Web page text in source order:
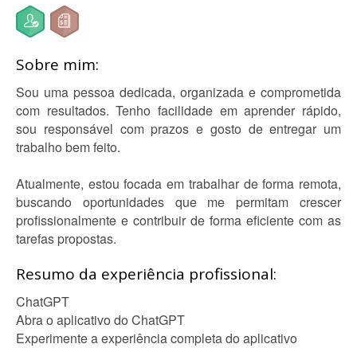
Sobre mim:
Sou uma pessoa dedicada, organizada e comprometida
com resultados. Tenho facilidade em aprender rápido,
sou responsável com prazos e gosto de entregar um
trabalho bem feito.
Atualmente, estou focada em trabalhar de forma remota,
buscando oportunidades que me permitam crescer
profissionalmente e contribuir de forma eficiente com as
tarefas propostas.
Resumo da experiência profissional:
ChatGPT
Abra o aplicativo do ChatGPT
Experimente a experiência completa do aplicativo